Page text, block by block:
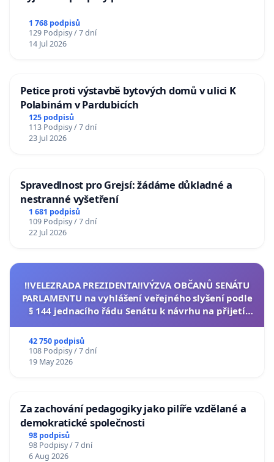
1 768 podpisů
129 Podpisy / 7 dní
14 Jul 2026
Petice proti výstavbě bytových domů v ulici K
Polabinám v Pardubicích
125 podpisů
113 Podpisy / 7 dní
23 Jul 2026
Spravedlnost pro Grejsí: žádáme důkladné a
nestranné vyšetření
1 681 podpisů
109 Podpisy / 7 dní
22 Jul 2026
‼️VELEZRADA PREZIDENTA‼️VÝZVA OBČANŮ SENÁTU
PARLAMENTU na vyhlášení veřejného slyšení podle
§ 144 jednacího řádu Senátu k návrhu na přijetí
42 750 podpisů
108 Podpisy / 7 dní
19 May 2026
Za zachování pedagogiky jako pilíře vzdělané a
demokratické společnosti
98 podpisů
98 Podpisy / 7 dní
6 Aug 2026